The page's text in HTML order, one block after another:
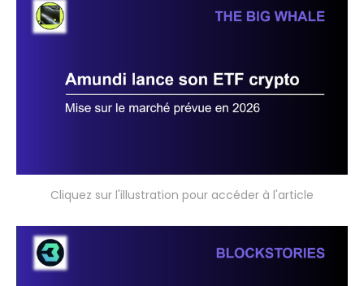
Cliquez sur l'illustration pour accéder à l'article